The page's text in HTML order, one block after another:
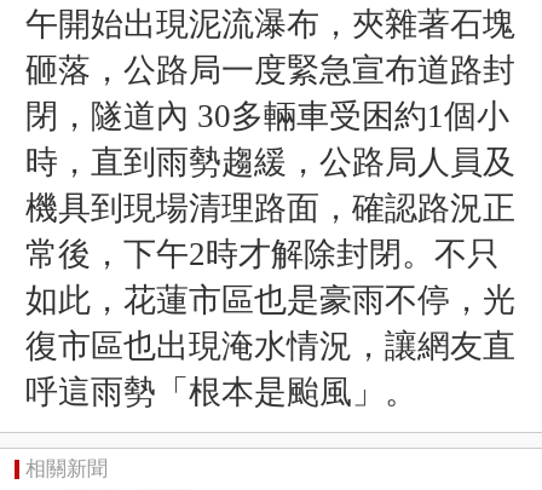
午開始出現泥流瀑布，夾雜著石塊
砸落，公路局一度緊急宣布道路封
閉，隧道內 30多輛車受困約1個小
時，直到雨勢趨緩，公路局人員及
機具到現場清理路面，確認路況正
常後，下午2時才解除封閉。不只
如此，花蓮市區也是豪雨不停，光
復市區也出現淹水情況，讓網友直
呼這雨勢「根本是颱風」。
相關新聞